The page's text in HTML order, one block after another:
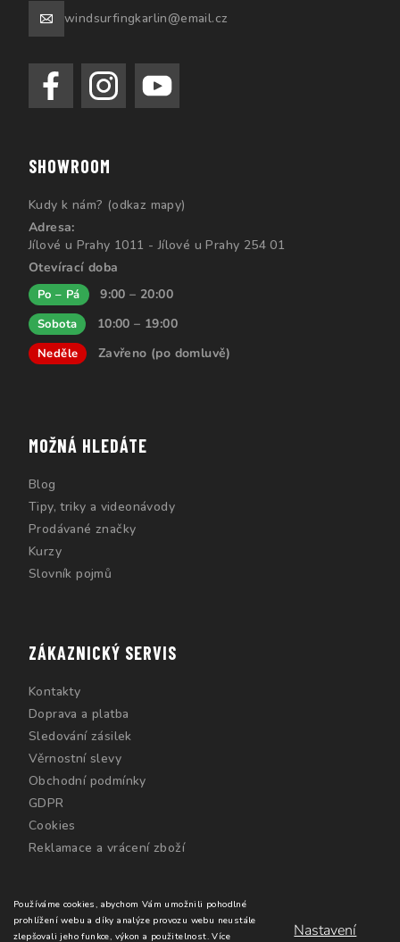
Používáme cookies, abychom Vám umožnili pohodlné
prohlížení webu a díky analýze provozu webu neustále
zlepšovali jeho funkce, výkon a použitelnost.Více Nastavení
windsurfingkarlin@email.cz
SHOWROOM
Kudy k nám? (odkaz mapy)
Adresa:
Jílové u Prahy 1011 - Jílové u Prahy 254 01
Otevírací doba
Po – Pá 9:00 – 20:00
Sobota 10:00 – 19:00
Neděle Zavřeno (po domluvě)
MOŽNÁ HLEDÁTE
Blog
Tipy, triky a videonávody
Prodávané značky
Kurzy
Slovník pojmů
ZÁKAZNICKÝ SERVIS
Kontakty
Doprava a platba
Sledování zásilek
Věrnostní slevy
Obchodní podmínky
GDPR
Cookies
Reklamace a vrácení zboží